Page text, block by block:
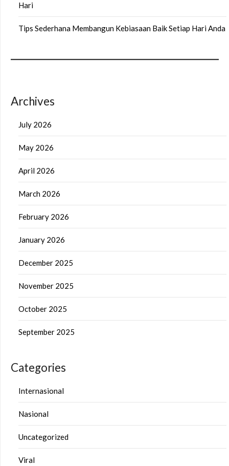
Hari
Tips Sederhana Membangun Kebiasaan Baik Setiap Hari Anda
Archives
July 2026
May 2026
April 2026
March 2026
February 2026
January 2026
December 2025
November 2025
October 2025
September 2025
Categories
Internasional
Nasional
Uncategorized
Viral